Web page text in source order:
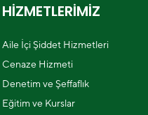
HİZMETLERİMİZ
Aile İçi Şiddet Hizmetleri
Cenaze Hizmeti
Denetim ve Şeffaflık
Eğitim ve Kurslar